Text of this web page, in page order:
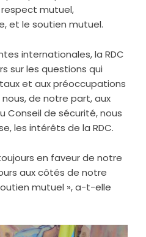
mutuel,
et le soutien mutuel.
internationales, la RDC
sur les questions qui
et aux préoccupations
de notre part, aux
Conseil de sécurité, nous
les intérêts de la RDC.
en faveur de notre
aux côtés de notre
mutuel », a-t-elle